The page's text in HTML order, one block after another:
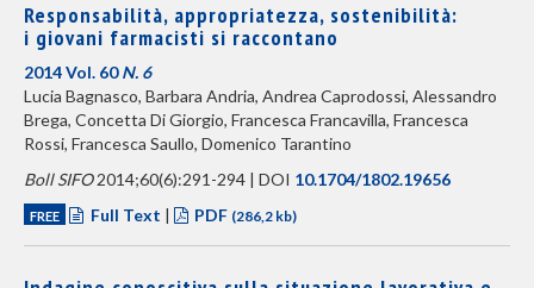
Responsabilità, appropriatezza, sostenibilità:
i giovani farmacisti si raccontano
2014 Vol. 60N. 6
Lucia Bagnasco, Barbara Andria, Andrea Caprodossi, Alessandro
Brega, Concetta Di Giorgio, Francesca Francavilla, Francesca
Rossi, Francesca Saullo, Domenico Tarantino
Boll SIFO2014;60(6):291-294 | DOI 10.1704/1802.19656
FREE Full Text | PDF (286,2 kb)